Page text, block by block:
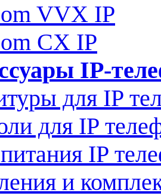
VVX IP
CX IP
IP-
для IP
для IP
IP
и